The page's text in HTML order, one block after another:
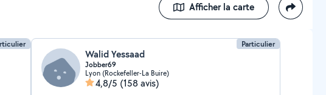
Afficher la carte
Particulier
Walid Yessaad
Jobber69
Lyon (Rockefeller-La Buire)
4,8/5 (158 avis)